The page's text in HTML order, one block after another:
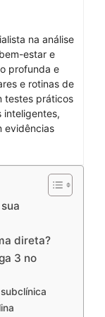
na análise
estar e
profunda e
e rotinas de
testes práticos
inteligentes,
evidências
direta?
3 no